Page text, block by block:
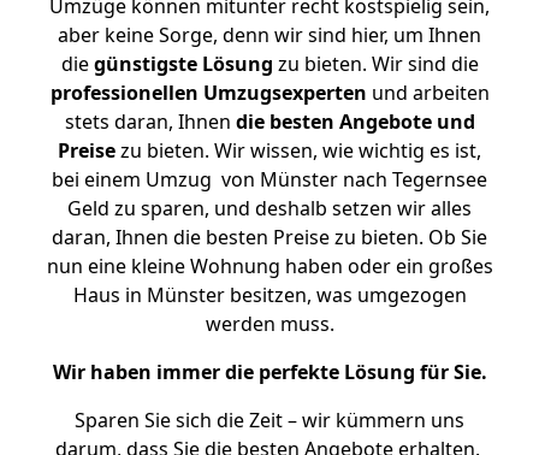
Umzüge können mitunter recht kostspielig sein,
aber keine Sorge, denn wir sind hier, um Ihnen
diegünstigste Lösung zu bieten. Wir sind die
professionellen Umzugsexperten und arbeiten
stets daran, Ihnen die besten Angebote und
Preisezu bieten. Wir wissen, wie wichtig es ist,
bei einem Umzug von Münster nach Tegernsee
Geld zu sparen, und deshalb setzen wir alles
daran, Ihnen die besten Preise zu bieten. Ob Sie
nun eine kleine Wohnung haben oder ein großes
Haus in Münster besitzen, was umgezogen
werden muss.
Wir haben immer die perfekte Lösung für Sie.
Sparen Sie sich die Zeit – wir kümmern uns
darum, dass Sie die besten Angebote erhalten.